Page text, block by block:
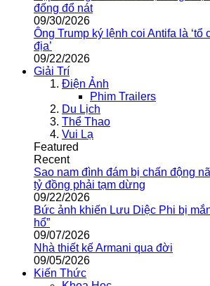
đống đổ nát
09/30/2026
Ông Trump ký lệnh coi Antifa là ‘tổ
địa’
09/22/2026
Giải Trí
Điện Ảnh
Phim Trailers
Du Lịch
Thể Thao
Vui Lạ
Featured
Recent
Sao nam đình đám bị chấn động
tỷ đồng phải tạm dừng
09/22/2026
Bức ảnh khiến Lưu Diệc Phi bị
hổ”
09/07/2026
Nhà thiết kế Armani qua đời
09/05/2026
Kiến Thức